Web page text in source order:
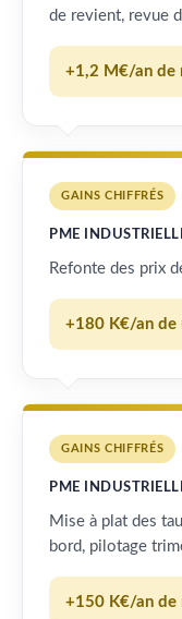
de revient, revue
+1,2 M€/an de
GAINS CHIFFRÉS
PME
Refonte des prix
+180 K€/an de
GAINS CHIFFRÉS
PME
Mise à plat des
bord, pilotage
+150 K€/an de